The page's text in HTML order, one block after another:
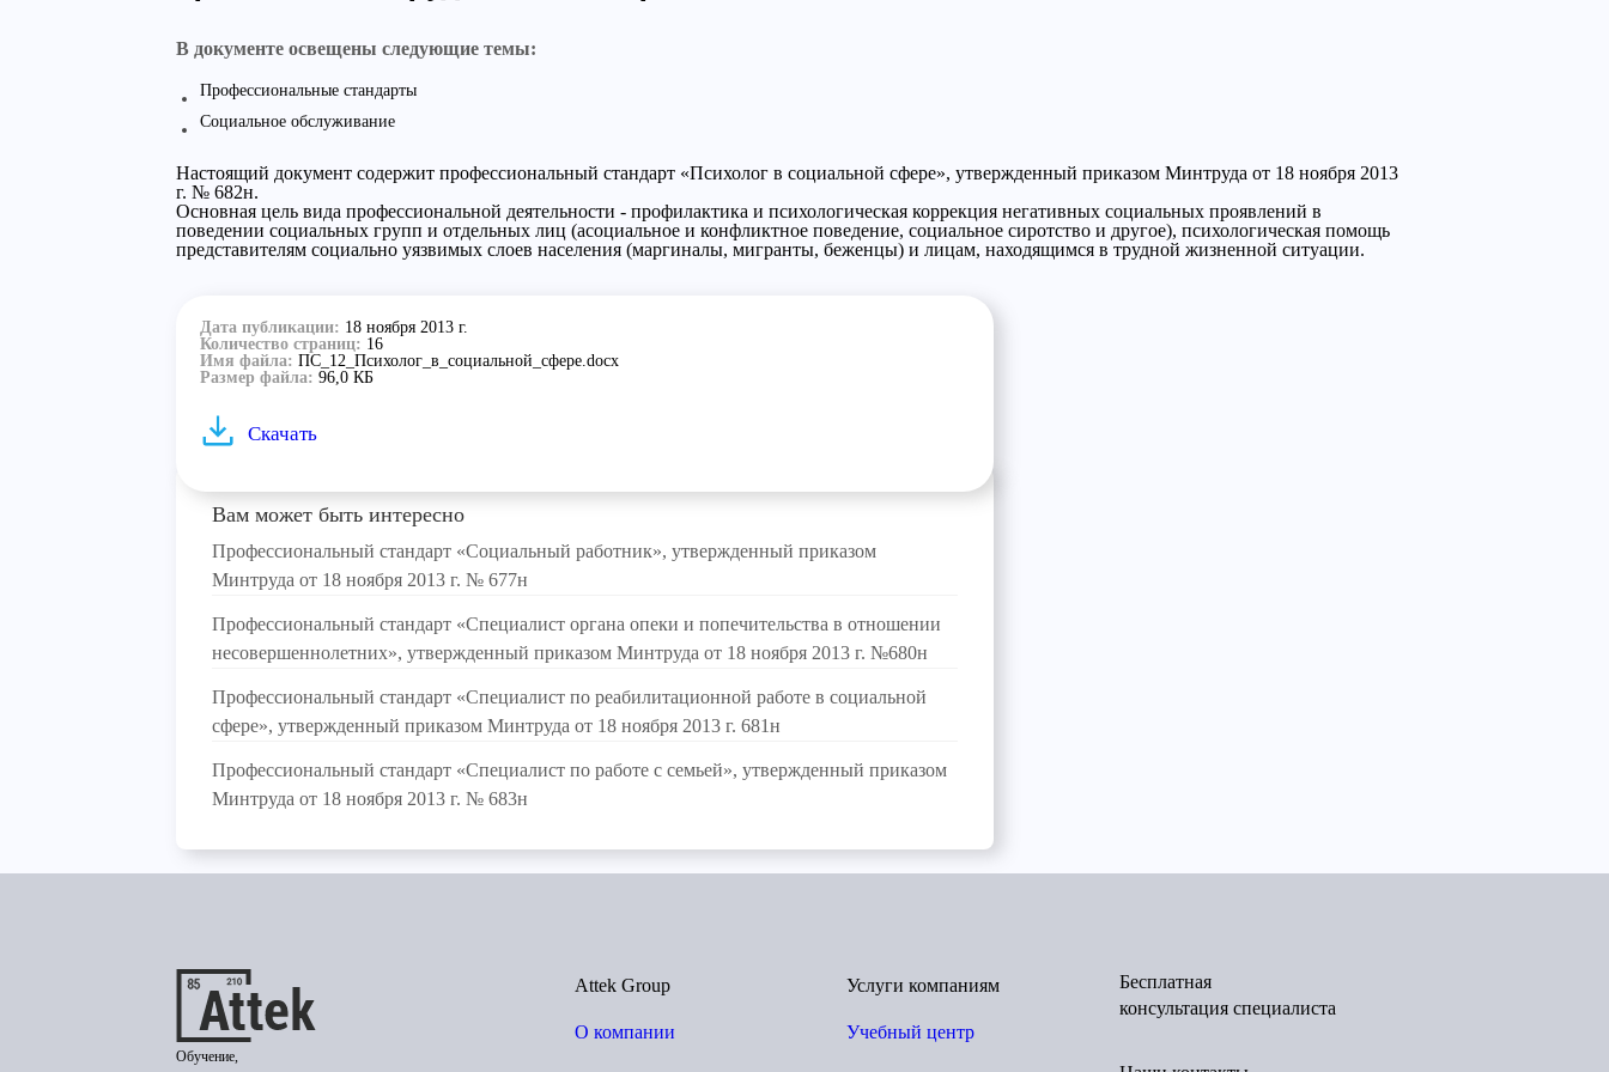
В документе освещены следующие темы:
Профессиональные стандарты
Социальное обслуживание
Настоящий документ содержит профессиональный стандарт «Психолог в социальной сфере», утвержденный приказом Минтруда от 18 ноября 2013
г. № 682н.
Основная цель вида профессиональной деятельности - профилактика и психологическая коррекция негативных социальных проявлений в
поведении социальных групп и отдельных лиц (асоциальное и конфликтное поведение, социальное сиротство и другое), психологическая помощь
представителям социально уязвимых слоев населения (маргиналы, мигранты, беженцы) и лицам, находящимся в трудной жизненной ситуации.
Дата публикации: 18 ноября 2013 г.
Количество страниц: 16
Имя файла: ПС_12_Психолог_в_социальной_сфере.docx
Размер файла: 96,0 КБ
Скачать
Вам может быть интересно
Профессиональный стандарт «Социальный работник», утвержденный приказом
Минтруда от 18 ноября 2013 г. № 677н
Профессиональный стандарт «Специалист органа опеки и попечительства в отношении
несовершеннолетних», утвержденный приказом Минтруда от 18 ноября 2013 г. №680н
Профессиональный стандарт «Специалист по реабилитационной работе в социальной
сфере», утвержденный приказом Минтруда от 18 ноября 2013 г. 681н
Профессиональный стандарт «Специалист по работе с семьей», утвержденный приказом
Минтруда от 18 ноября 2013 г. № 683н
Обучение,
Attek Group
О компании
Услуги компаниям
Учебный центр
Бесплатная
консультация специалиста